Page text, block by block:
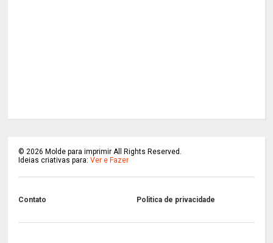
©2026 Molde para imprimir All Rights Reserved.
Ideias criativas para:Ver e Fazer
Contato Politica de privacidade